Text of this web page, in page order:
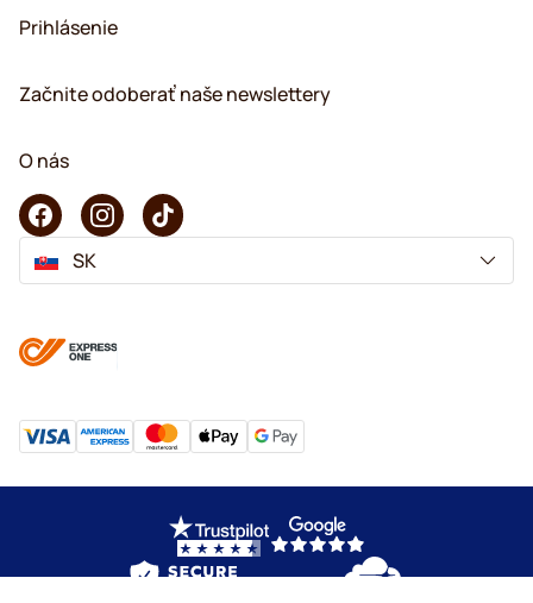
Prihlásenie
Začnite odoberať naše newslettery
O nás
SK